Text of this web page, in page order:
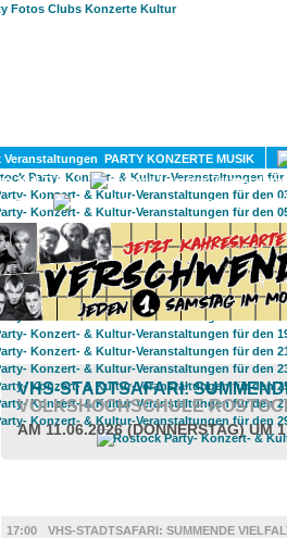
PARTY KONZERTE MUSIK
KULTUR
GAY
VHS-STADTSAFARI:
VOLKSHOCHSCHULE
AM 11.06.2026 (DONNERSTAG) UM
17:00
VHS-STADTSAFARI: SUMMENDE